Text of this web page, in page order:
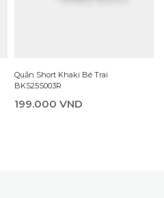
Quần Short Khaki Bé Trai
BKS25S003R
199.000 VND